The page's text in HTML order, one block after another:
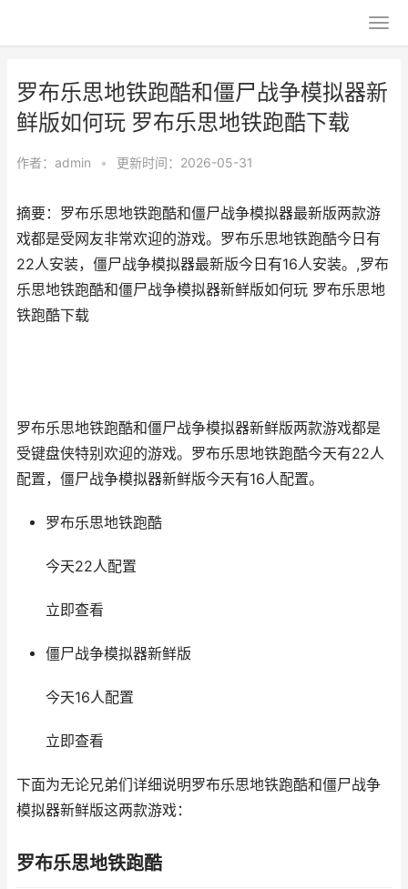
罗布乐思地铁跑酷和僵尸战争模拟器新
鲜版如何玩 罗布乐思地铁跑酷下载
作者： admin • 更新时间：2026-05-31
摘要：罗布乐思地铁跑酷和僵尸战争模拟器最新版两款游
戏都是受网友非常欢迎的游戏。罗布乐思地铁跑酷今日有
22人安装，僵尸战争模拟器最新版今日有16人安装。,罗布
乐思地铁跑酷和僵尸战争模拟器新鲜版如何玩 罗布乐思地
铁跑酷下载
罗布乐思地铁跑酷和僵尸战争模拟器新鲜版两款游戏都是
受键盘侠特别欢迎的游戏。罗布乐思地铁跑酷今天有22人
配置，僵尸战争模拟器新鲜版今天有16人配置。
罗布乐思地铁跑酷
今天22人配置
立即查看
僵尸战争模拟器新鲜版
今天16人配置
立即查看
下面为无论兄弟们详细说明罗布乐思地铁跑酷和僵尸战争
模拟器新鲜版这两款游戏：
罗布乐思地铁跑酷